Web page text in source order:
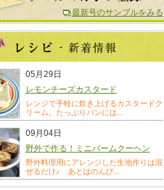
最新号のサンプルをみる
05月29日
レモンチーズカスタード
レンジで手軽に炊き上げるカスタードク
リーム。たっぷりパンには...
09月04日
野外で作る！ミニバームクーヘン
野外料理用にアレンジした生地作りは混
ぜるだけ♪ あとはのんび...